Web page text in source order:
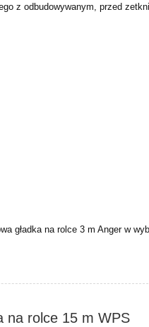
z odbudowywanym, przed
gładka na rolce 3 m Anger w
na rolce 15 m WPS